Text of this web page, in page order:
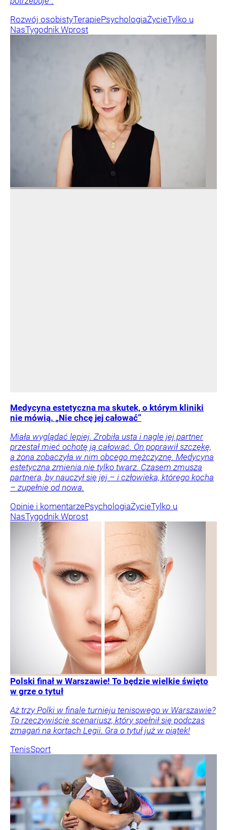
Rozwój osobistyTerapiePsychologiaŻycieTylko u
NasTygodnik Wprost
Medycyna estetyczna ma skutek, o którym kliniki
nie mówią. „Nie chcę jej całować”
Miała wyglądać lepiej. Zrobiła usta i nagle jej partner
przestał mieć ochotę ją całować. On poprawił szczękę,
a żona zobaczyła w nim obcego mężczyznę. Medycyna
estetyczna zmienia nie tylko twarz. Czasem zmusza
partnera, by nauczył się jej – i człowieka, którego kocha
– zupełnie od nowa.
Opinie i komentarzePsychologiaŻycieTylko u
NasTygodnik Wprost
Polski finał w Warszawie! To będzie wielkie święto
w grze o tytuł
Aż trzy Polki w finale turnieju tenisowego w Warszawie?
To rzeczywiście scenariusz, który spełnił się podczas
zmagań na kortach Legii. Gra o tytuł już w piątek!
TenisSport